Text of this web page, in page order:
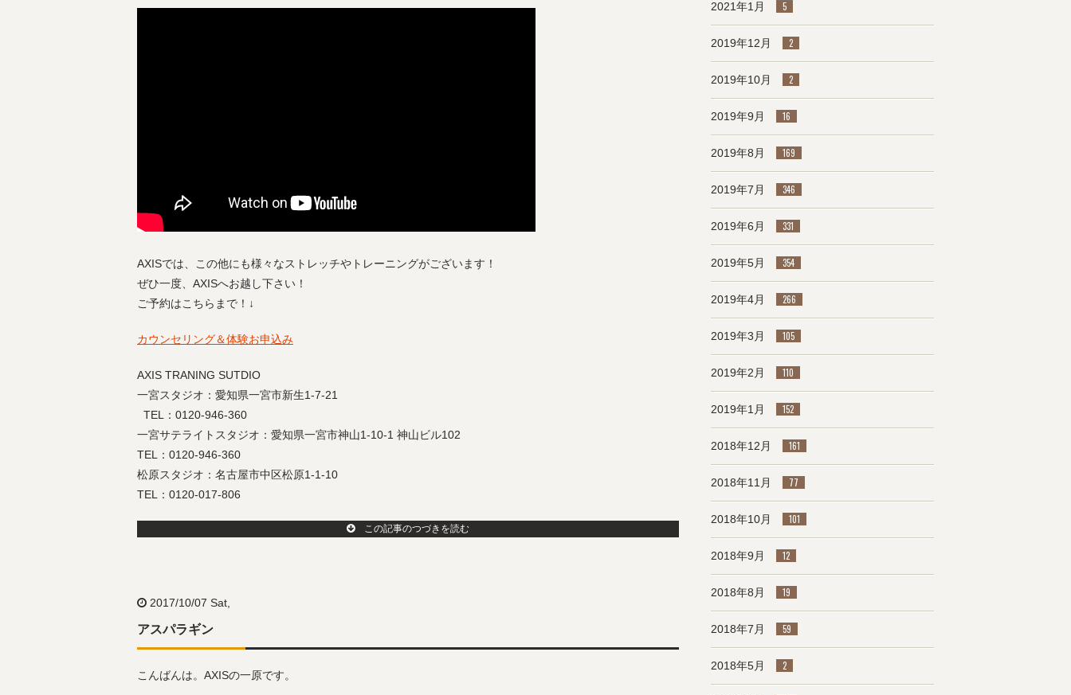
AXISでは、この他にも様々なストレッチやトレーニングがございます！
ぜひ一度、AXISへお越し下さい！
ご予約はこちらまで！↓
カウンセリング＆体験お申込み
AXIS TRANING SUTDIO
一宮スタジオ：愛知県一宮市新生1-7-21
TEL：0120-946-360
一宮サテライトスタジオ：愛知県一宮市神山1-10-1 神山ビル102
TEL：0120-946-360
松原スタジオ：名古屋市中区松原1-1-10
TEL：0120-017-806
この記事のつづきを読む
2017/10/07 Sat,
アスパラギン
こんばんは。AXISの一原です。
2021年1月 5
2019年12月 2
2019年10月 2
2019年9月 16
2019年8月 169
2019年7月 346
2019年6月 331
2019年5月 354
2019年4月 266
2019年3月 105
2019年2月 110
2019年1月 152
2018年12月 161
2018年11月 77
2018年10月 101
2018年9月 12
2018年8月 19
2018年7月 59
2018年5月 2